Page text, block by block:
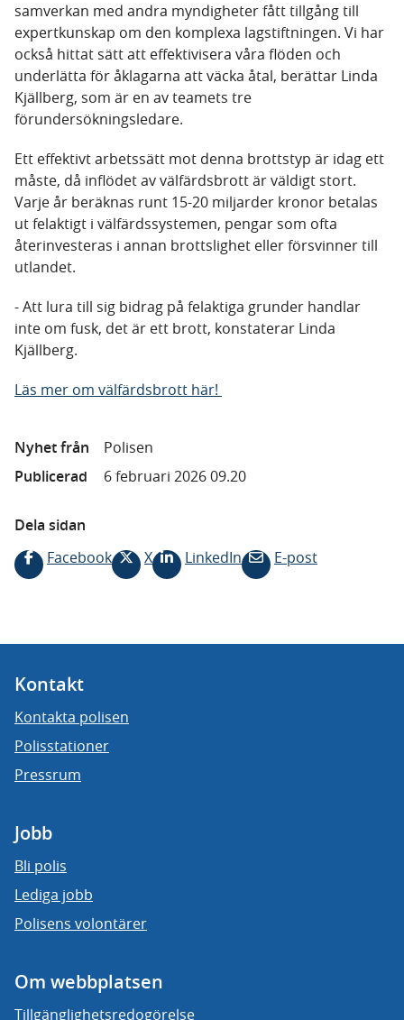
samverkan med andra myndigheter fått tillgång till
expertkunskap om den komplexa lagstiftningen. Vi har
också hittat sätt att effektivisera våra flöden och
underlätta för åklagarna att väcka åtal, berättar Linda
Kjällberg, som är en av teamets tre
förundersökningsledare.
Ett effektivt arbetssätt mot denna brottstyp är idag ett
måste, då inflödet av välfärdsbrott är väldigt stort.
Varje år beräknas runt 15-20 miljarder kronor betalas
ut felaktigt i välfärdssystemen, pengar som ofta
återinvesteras i annan brottslighet eller försvinner till
utlandet.
- Att lura till sig bidrag på felaktiga grunder handlar
inte om fusk, det är ett brott, konstaterar Linda
Kjällberg.
Läs mer om välfärdsbrott här!
Nyhet från
Polisen
Publicerad
6 februari 2026 09.20
Dela sidan
Facebook
X LinkedIn E-post
Kontakt
Kontakta polisen
Polisstationer
Pressrum
Jobb
Bli polis
Lediga jobb
Polisens volontärer
Om webbplatsen
Tillgänglighetsredogörelse